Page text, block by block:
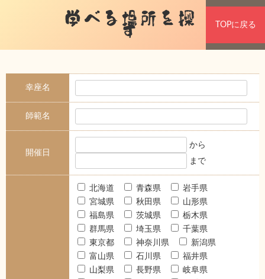
学べる場所を探
す TOPに戻る
幸座名
師範名
開催日
から
まで
北海道 青森県
岩手県
宮城県
秋田県
山形県
福島県
茨城県
栃木県
群馬県
埼玉県
千葉県
東京都
神奈川県
新潟県
富山県
石川県
福井県
山梨県
長野県
岐阜県